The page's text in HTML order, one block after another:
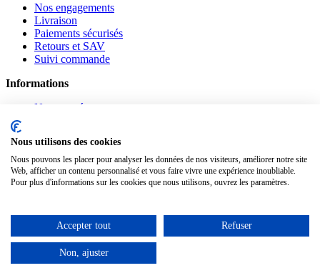
Nos engagements
Livraison
Paiements sécurisés
Retours et SAV
Suivi commande
Informations
Nouveautés
Confidentialité
Mentions légales
Suivez-nous
Facebook
Notre Blog
www.materiauxnet.com © 2010-2026 / Agymat SARL
Nous utilisons des cookies
Nous pouvons les placer pour analyser les données de nos visiteurs, améliorer notre site
Web, afficher un contenu personnalisé et vous faire vivre une expérience inoubliable.
Pour plus d'informations sur les cookies que nous utilisons, ouvrez les paramètres.
Accepter tout Refuser
Non, ajuster